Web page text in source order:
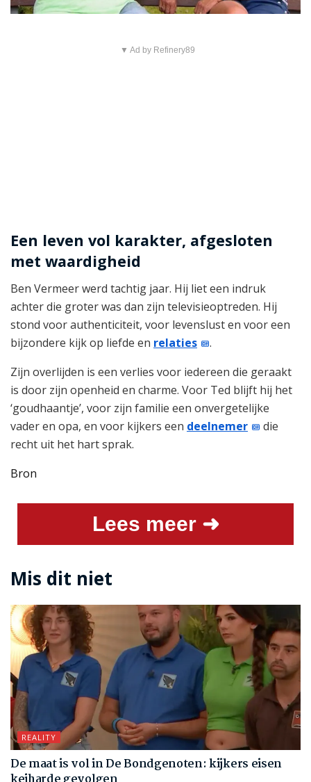
▼ Ad by Refinery89
Een leven vol karakter, afgesloten
met waardigheid
Ben Vermeer werd tachtig jaar. Hij liet een indruk
achter die groter was dan zijn televisieoptreden. Hij
stond voor authenticiteit, voor levenslust en voor een
bijzondere kijk op liefde en relaties
.
Zijn overlijden is een verlies voor iedereen die geraakt
is door zijn openheid en charme. Voor Ted blijft hij het
‘goudhaantje’, voor zijn familie een onvergetelijke
vader en opa, en voor kijkers een deelnemer
die
recht uit het hart sprak.
Bron
Lees meer ➜
Mis dit niet
REALITY
De maat is vol in De Bondgenoten: kijkers eisen